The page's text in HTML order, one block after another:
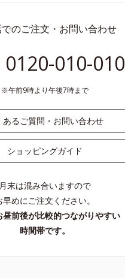
のご注文・お問い合わせ
0120-010-010
午前9時より午後7時まで
あるご質問・お問い合わせ
ショッピングガイド
月末は混み合いますので
早めにご注文ください。
昼前後が比較的つながりやすい
時間帯です。